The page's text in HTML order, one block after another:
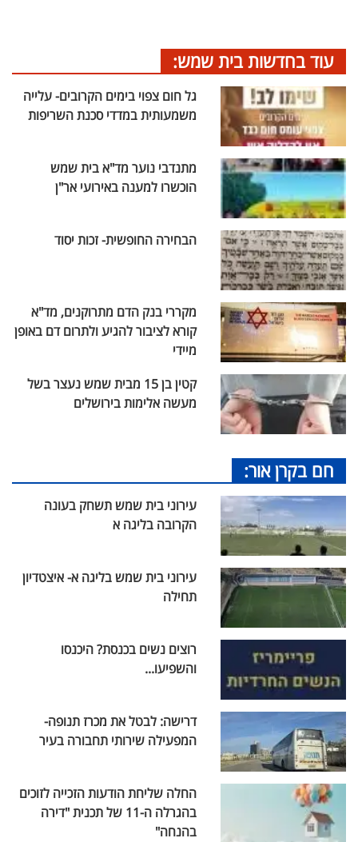
עוד בחדשות בית שמש:
גל חום צפוי בימים הקרובים- עלייה
משמעותית במדדי סכנת השריפות
מתנדבי נוער מד"א בית שמש
הוכשרו למענה באירועי אר"ן
הבחירה החופשית- זכות יסוד
מקררי בנק הדם מתרוקנים, מד"א
קורא לציבור להגיע ולתרום דם באופן
מיידי
קטין בן 15 מבית שמש נעצר בשל
מעשה אלימות בירושלים
חם בקרן אור:
עירוני בית שמש תשחק בעונה
הקרובה בליגה א
עירוני בית שמש בליגה א- איצטדיון
תחילה
רוצים נשים בכנסת? היכנסו
והשפיעו...
דרישה: לבטל את מכרז תנופה-
המפעילה שירותי תחבורה בעיר
החלה שליחת הודעות הזכייה לזוכים
בהגרלה ה-11 של תכנית "דירה
בהנחה"